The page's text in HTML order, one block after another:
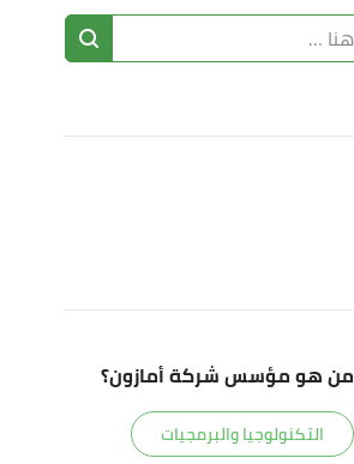
من هو مؤسس شركة أمازون؟
التكنولوجيا والبرمجيات